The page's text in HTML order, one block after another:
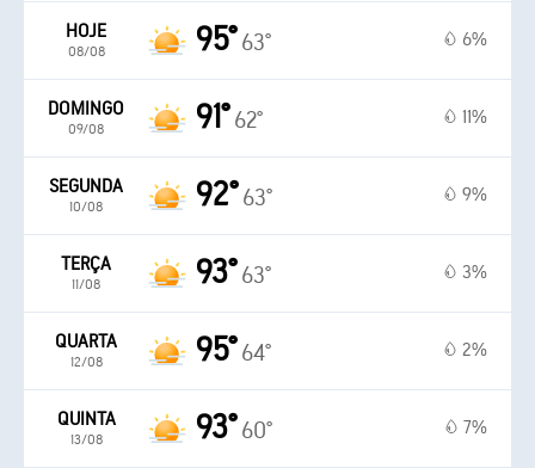
HOJE
08/08 95° 63° 6%
DOMINGO
09/08 91° 62° 11%
SEGUNDA
10/08 92° 63° 9%
TERÇA
11/08 93° 63° 3%
QUARTA
12/08 95° 64° 2%
QUINTA
13/08 93° 60° 7%